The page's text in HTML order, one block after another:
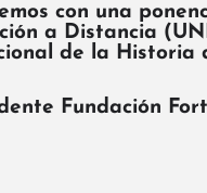
con una
a Distancia
de la Historia
Fundación